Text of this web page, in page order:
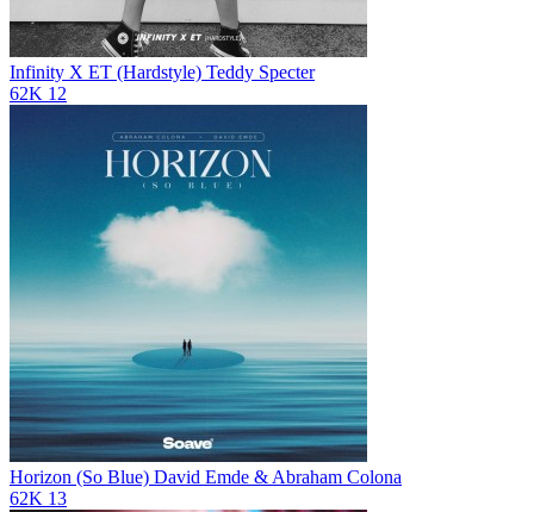
Infinity X ET (Hardstyle) Teddy Specter
62K 12
Horizon (So Blue) David Emde & Abraham Colona
62K 13